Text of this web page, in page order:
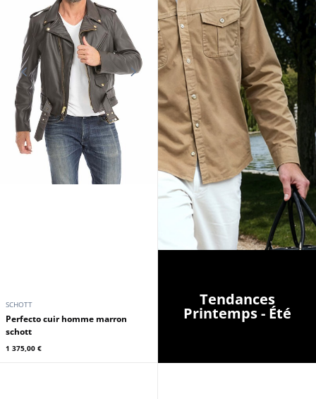
SCHOTT
Perfecto cuir homme marron
schott
1 375,00 €
Tendances
Printemps - Été